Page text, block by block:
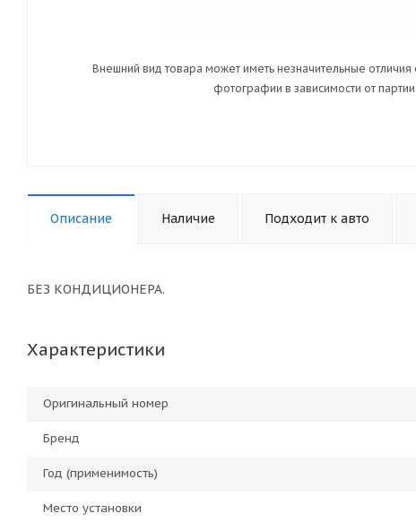
Внешний вид товара может иметь незначительные отличия
фотографии в зависимости от партии.
Описание Наличие Подходит к авто
БЕЗ КОНДИЦИОНЕРА.
Характеристики
Оригинальный номер
Бренд
Год (применимость)
Место установки